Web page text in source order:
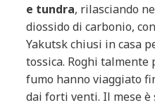
e tundra, rilasciando
diossido di carbonio,
Yakutsk chiusi in casa
tossica. Roghi talmente
fumo hanno viaggiato
dai forti venti. Il mese è